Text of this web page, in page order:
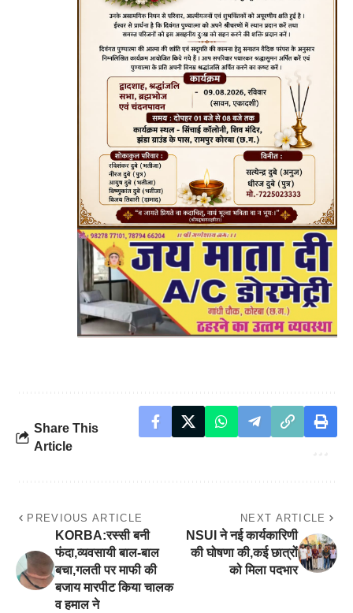
Share This
Article
PREVIOUS ARTICLE
KORBA:रस्सी बनी
फंदा,व्यवसायी बाल-बाल
बचा,गलती पर माफी की
बजाय मारपीट किया चालक
व हमाल ने
NEXT ARTICLE
NSUI ने नई कार्यकारिणी
की घोषणा की,कई छात्रों
को मिला पदभार